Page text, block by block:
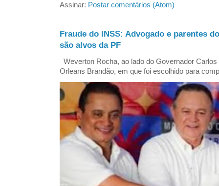
Assinar: Postar comentários (Atom)
Fraude do INSS: Advogado e parentes
são alvos da PF
Weverton Rocha, ao lado do Governador
Orleans Brandão, em que foi escolhido para